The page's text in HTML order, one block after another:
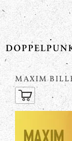
MAXIM